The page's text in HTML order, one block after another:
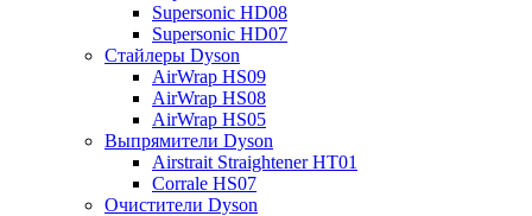
Supersonic HD08
Supersonic HD07
Стайлеры Dyson
AirWrap HS09
AirWrap HS08
AirWrap HS05
Выпрямители Dyson
Airstrait Straightener HT01
Corrale HS07
Очистители Dyson